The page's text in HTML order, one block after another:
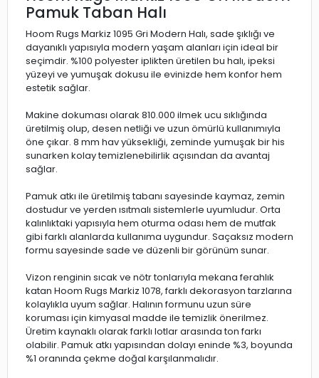
Pamuk Taban Halı
Hoom Rugs Markiz 1095 Gri Modern Halı, sade şıklığı ve
dayanıklı yapısıyla modern yaşam alanları için ideal bir
seçimdir. %100 polyester iplikten üretilen bu halı, ipeksi
yüzeyi ve yumuşak dokusu ile evinizde hem konfor hem
estetik sağlar.
Makine dokuması olarak 810.000 ilmek ucu sıklığında
üretilmiş olup, desen netliği ve uzun ömürlü kullanımıyla
öne çıkar. 8 mm hav yüksekliği, zeminde yumuşak bir his
sunarken kolay temizlenebilirlik açısından da avantaj
sağlar.
Pamuk atkı ile üretilmiş tabanı sayesinde kaymaz, zemin
dostudur ve yerden ısıtmalı sistemlerle uyumludur. Orta
kalınlıktaki yapısıyla hem oturma odası hem de mutfak
gibi farklı alanlarda kullanıma uygundur. Saçaksız modern
formu sayesinde sade ve düzenli bir görünüm sunar.
Vizon renginin sıcak ve nötr tonlarıyla mekana ferahlık
katan Hoom Rugs Markiz 1078, farklı dekorasyon tarzlarına
kolaylıkla uyum sağlar. Halının formunu uzun süre
koruması için kimyasal madde ile temizlik önerilmez.
Üretim kaynaklı olarak farklı lotlar arasında ton farkı
olabilir. Pamuk atkı yapısından dolayı eninde %3, boyunda
%1 oranında çekme doğal karşılanmalıdır.